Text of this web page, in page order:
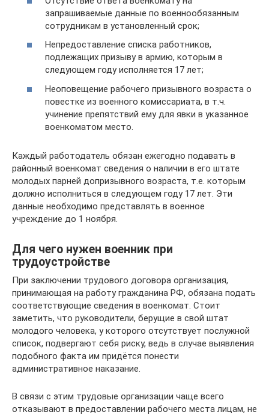
запрашиваемые данные по военнообязанным
сотрудникам в установленный срок;
Непредоставление списка работников,
подлежащих призыву в армию, которым в
следующем году исполняется 17 лет;
Неоповещение рабочего призывного возраста о
повестке из военного комиссариата, в т.ч.
учинение препятствий ему для явки в указанное
военкоматом место.
Каждый работодатель обязан ежегодно подавать в
районный военкомат сведения о наличии в его штате
молодых парней допризывного возраста, т.е. которым
должно исполниться в следующем году 17 лет. Эти
данные необходимо представлять в военное
учреждение до 1 ноября.
Для чего нужен военник при
трудоустройстве
При заключении трудового договора организация,
принимающая на работу гражданина РФ, обязана подать
соответствующие сведения в военкомат. Стоит
заметить, что руководители, берущие в свой штат
молодого человека, у которого отсутствует послужной
список, подвергают себя риску, ведь в случае выявления
подобного факта им придётся понести
административное наказание.
В связи с этим трудовые организации чаще всего
отказывают в предоставлении рабочего места лицам, не